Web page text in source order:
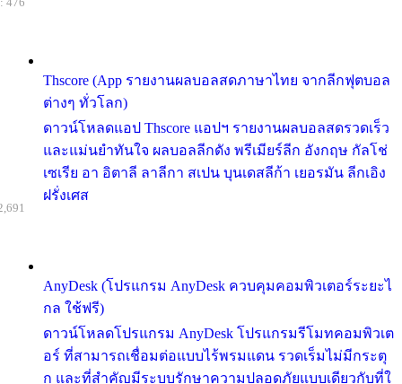
Thscore (App รายงานผลบอลสดภาษาไทย จากลีกฟุตบอล
ต่างๆ ทั่วโลก)
ดาวน์โหลดแอป Thscore แอปฯ รายงานผลบอลสดรวดเร็ว
และแม่นยำทันใจ ผลบอลลีกดัง พรีเมียร์ลีก อังกฤษ กัลโช่
เซเรีย อา อิตาลี ลาลีกา สเปน บุนเดสลีก้า เยอรมัน ลีกเอิง
ฝรั่งเศส
AnyDesk (โปรแกรม AnyDesk ควบคุมคอมพิวเตอร์ระยะไ
กล ใช้ฟรี)
ดาวน์โหลดโปรแกรม AnyDesk โปรแกรมรีโมทคอมพิวเต
อร์ ที่สามารถเชื่อมต่อแบบไร้พรมแดน รวดเร็มไม่มีกระตุ
ก และที่สำคัญมีระบบรักษาความปลอดภัยแบบเดียวกับที่ใ